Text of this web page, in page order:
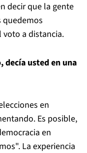
decir que la gente
quedemos
voto a distancia.
decía usted en una
en
Es posible,
en
La experiencia